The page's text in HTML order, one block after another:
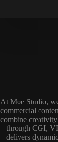
At Moe Studio,
commercial
combine
through CGI,
delivers